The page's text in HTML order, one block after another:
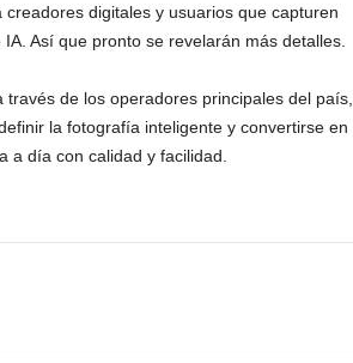
digitales y usuarios que capturen
Así que pronto se revelarán más detalles.
de los operadores principales del país,
la fotografía inteligente y convertirse en
a día con calidad y facilidad.